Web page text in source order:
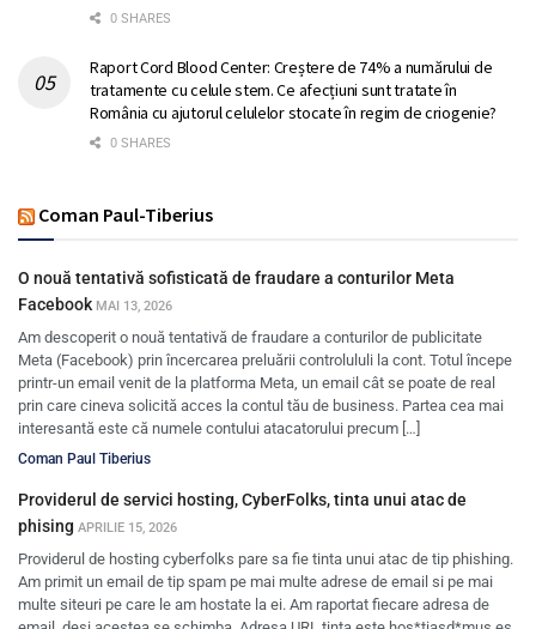
0 SHARES
Raport Cord Blood Center: Creștere de 74% a numărului de
tratamente cu celule stem. Ce afecțiuni sunt tratate în
România cu ajutorul celulelor stocate în regim de criogenie?
0 SHARES
Coman Paul-Tiberius
O nouă tentativă sofisticată de fraudare a conturilor Meta
Facebook MAI 13, 2026
Am descoperit o nouă tentativă de fraudare a conturilor de publicitate
Meta (Facebook) prin încercarea preluării controlululi la cont. Totul începe
printr-un email venit de la platforma Meta, un email cât se poate de real
prin care cineva solicită acces la contul tău de business. Partea cea mai
interesantă este că numele contului atacatorului precum […]
Coman Paul Tiberius
Providerul de servici hosting, CyberFolks, tinta unui atac de
phising APRILIE 15, 2026
Providerul de hosting cyberfolks pare sa fie tinta unui atac de tip phishing.
Am primit un email de tip spam pe mai multe adrese de email si pe mai
multe siteuri pe care le am hostate la ei. Am raportat fiecare adresa de